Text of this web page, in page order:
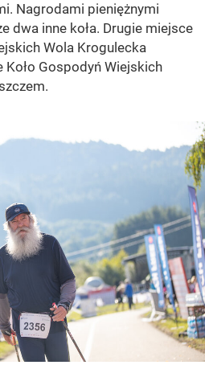
Nagrodami pieniężnymi
dwa inne koła. Drugie miejsce
Wola Krogulecka
Koło Gospodyń Wiejskich